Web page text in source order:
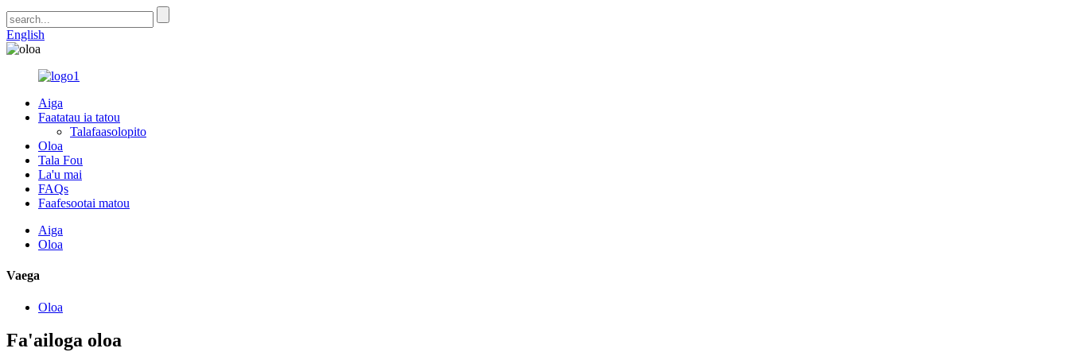
English
Aiga
Faatatau ia tatou
Talafaasolopito
Oloa
Tala Fou
La'u mai
FAQs
Faafesootai matou
Aiga
Oloa
Vaega
Oloa
Fa'ailoga oloa